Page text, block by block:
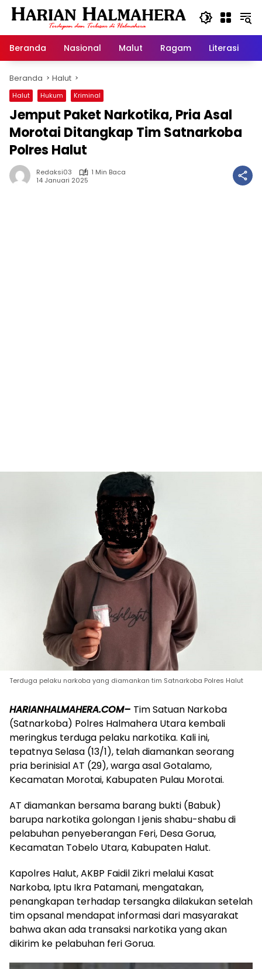
Langsung
Beranda
Nasional Malut Ragam Literasi
Beranda Halut
Halut Hukum Kriminal
Jemput Paket Narkotika, Pria Asal
Morotai Ditangkap Tim Satnarkoba
Polres Halut
Redaksi03
1 Min Baca
14 Januari 2025
Terduga pelaku narkoba yang diamankan tim Satnarkoba Polres Halut
HARIANHALMAHERA.COM– Tim Satuan Narkoba
(Satnarkoba) Polres Halmahera Utara kembali
meringkus terduga pelaku narkotika. Kali ini,
tepatnya Selasa (13/1), telah diamankan seorang
pria berinisial AT (29), warga asal Gotalamo,
Kecamatan Morotai, Kabupaten Pulau Morotai.
AT diamankan bersama barang bukti (Babuk)
barupa narkotika golongan I jenis shabu-shabu di
pelabuhan penyeberangan Feri, Desa Gorua,
Kecamatan Tobelo Utara, Kabupaten Halut.
Kapolres Halut, AKBP Faidil Zikri melalui Kasat
Narkoba, Iptu Ikra Patamani, mengatakan,
penangkapan terhadap tersangka dilakukan setelah
tim opsanal mendapat informasi dari masyarakat
bahwa akan ada transaksi narkotika yang akan
dikirim ke pelabuhan feri Gorua.